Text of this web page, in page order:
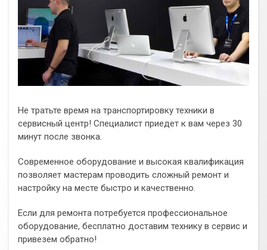
Не тратьте время на транспортировку техники в
сервисный центр! Специалист приедет к вам через 30
минут после звонка.
Современное оборудование и высокая квалификация
позволяет мастерам проводить сложный ремонт и
настройку на месте быстро и качественно.
Если для ремонта потребуется профессиональное
оборудование, бесплатно доставим технику в сервис и
привезем обратно!